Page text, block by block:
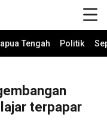
Tengah Politik
terpapar